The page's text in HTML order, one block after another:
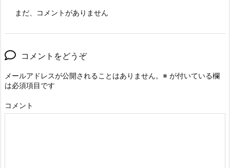
まだ、コメントがありません
コメントをどうぞ
メールアドレスが公開されることはありません。 ※ が付いている欄
は必須項目です
コメント